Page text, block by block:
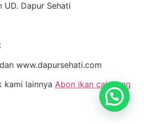
UD. Dapur Sehati
dan www.dapursehati.com
kami lainnya Abon ikan cakalang